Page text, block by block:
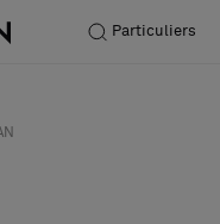
Particuliers